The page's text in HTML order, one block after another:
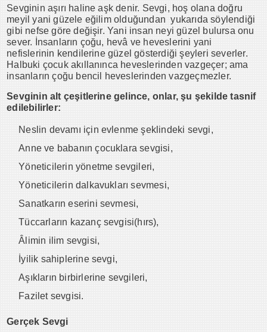
Sevginin aşırı haline aşk denir. Sevgi, hoş olana doğru
meyil yani güzele eğilim olduğundan yukarıda söylendiği
gibi nefse göre değişir. Yani insan neyi güzel bulursa onu
sever. İnsanların çoğu, hevâ ve heveslerini yani
nefislerinin kendilerine güzel gösterdiği şeyleri severler.
Halbuki çocuk akıllanınca heveslerinden vazgeçer; ama
insanların çoğu bencil heveslerinden vazgeçmezler.
Sevginin alt çeşitlerine gelince, onlar, şu şekilde tasnif
edilebilirler:
Neslin devamı için evlenme şeklindeki sevgi,
Anne ve babanın çocuklara sevgisi,
Yöneticilerin yönetme sevgileri,
Yöneticilerin dalkavukları sevmesi,
Sanatkarın eserini sevmesi,
Tüccarların kazanç sevgisi(hırs),
Âlimin ilim sevgisi,
İyilik sahiplerine sevgi,
Aşıkların birbirlerine sevgileri,
Fazilet sevgisi.
Gerçek Sevgi